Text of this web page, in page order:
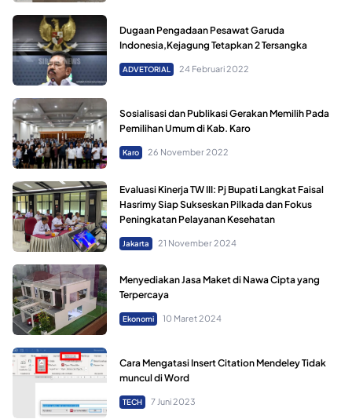
Dugaan Pengadaan Pesawat Garuda
Indonesia,Kejagung Tetapkan 2 Tersangka
ADVETORIAL 24 Februari 2022
Sosialisasi dan Publikasi Gerakan Memilih Pada
Pemilihan Umum di Kab. Karo
Karo 26 November 2022
Evaluasi Kinerja TW III: Pj Bupati Langkat Faisal
Hasrimy Siap Sukseskan Pilkada dan Fokus
Peningkatan Pelayanan Kesehatan
Jakarta 21 November 2024
Menyediakan Jasa Maket di Nawa Cipta yang
Terpercaya
Ekonomi 10 Maret 2024
Cara Mengatasi Insert Citation Mendeley Tidak
muncul di Word
TECH 7 Juni 2023